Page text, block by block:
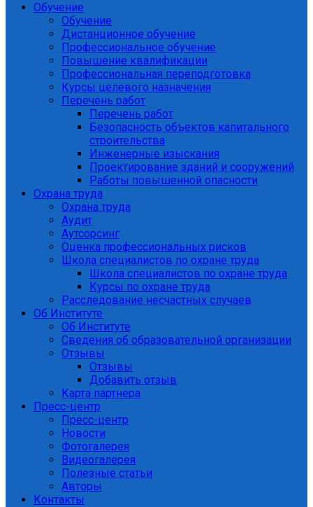
Обучение
Обучение
Дистанционное обучение
Профессиональное обучение
Повышение квалификации
Профессиональная переподготовка
Курсы целевого назначения
Перечень работ
Перечень работ
Безопасность объектов капитального
строительства
Инженерные изыскания
Проектирование зданий и сооружений
Работы повышенной опасности
Охрана труда
Охрана труда
Аудит
Аутсорсинг
Оценка профессиональных рисков
Школа специалистов по охране труда
Школа специалистов по охране труда
Курсы по охране труда
Расследование несчастных случаев
Об Институте
Об Институте
Сведения об образовательной организации
Отзывы
Отзывы
Добавить отзыв
Карта партнера
Пресс-центр
Пресс-центр
Новости
Фотогалерея
Видеогалерея
Полезные статьи
Авторы
Контакты